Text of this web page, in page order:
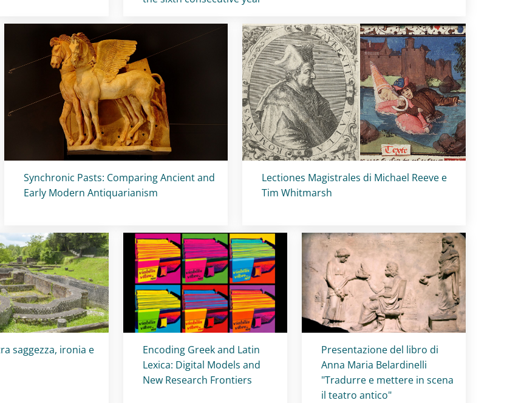
Titolo card :
Synchronic Pasts: Comparing Ancient and
Early Modern Antiquarianism
Titolo card:
Lectiones Magistrales di Michael Reeve e
Tim Whitmarsh
:
saggezza, ironia e
Titolo card:
Encoding Greek and Latin
Lexica: Digital Models and
New Research Frontiers
Titolo card:
Presentazione del libro di
Anna Maria Belardinelli
"Tradurre e mettere in scena
il teatro antico"